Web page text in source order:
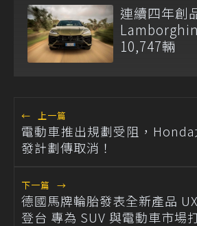
連續四年創
10,747輛
← 上一篇
電動車推出規劃受阻，
發計劃傳取消！
下一篇 →
德國馬牌輪胎發表全新產品
登台 專為 SUV 與電動車市場